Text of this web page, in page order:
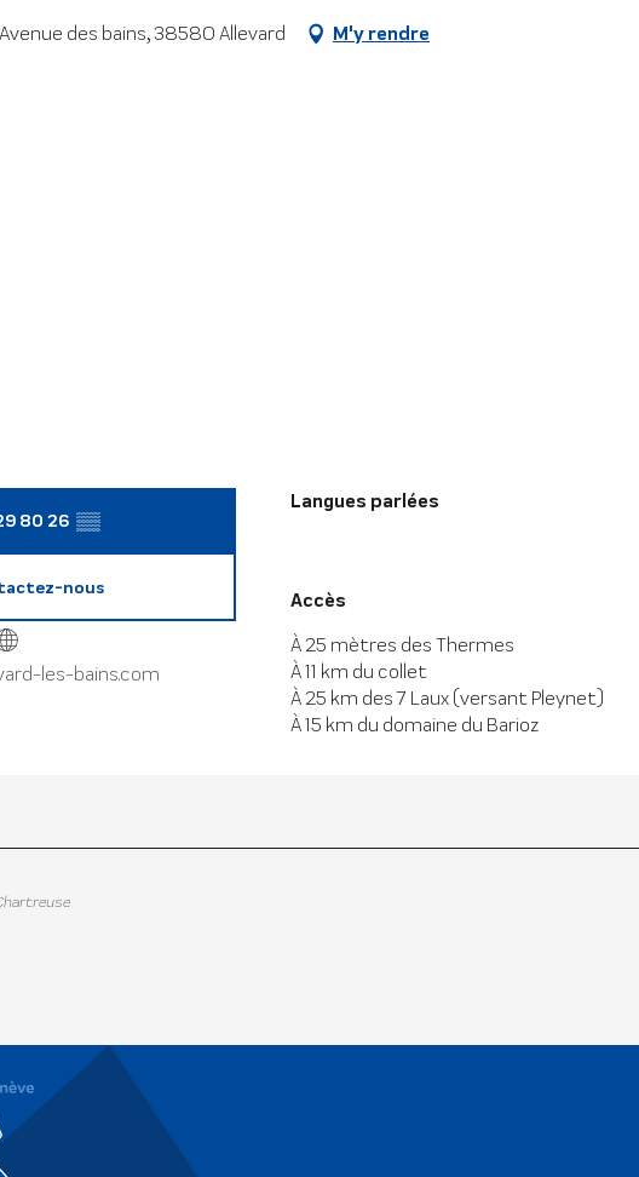
des bains, 38580 Allevard
M'y rendre
29 80 26 ▒▒
nous
les-bains.com
Langues parlées
Langues parlées
Accès
Accès
À 25 mètres des Thermes
À 11 km du collet
À 25 km des 7 Laux (versant Pleynet)
À 15 km du domaine du Barioz